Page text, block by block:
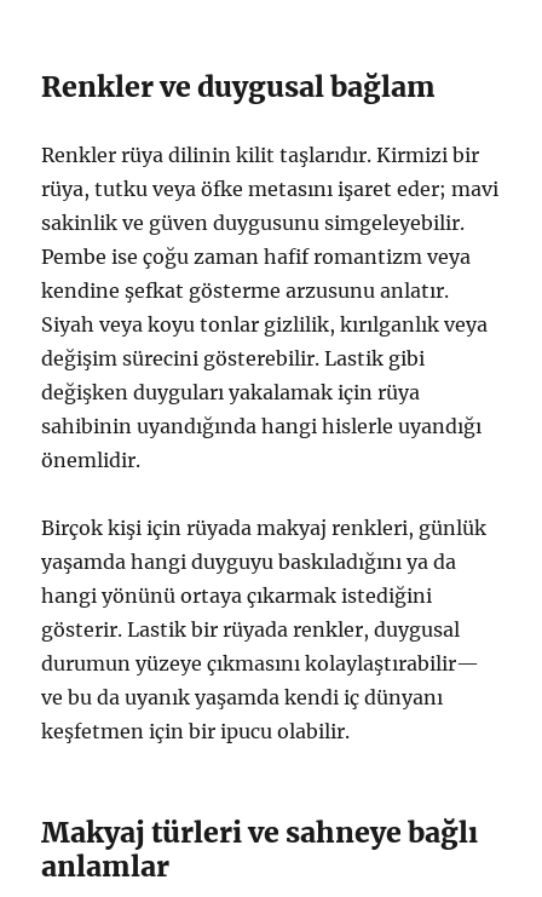
Renkler ve duygusal bağlam
Renkler rüya dilinin kilit taşlarıdır. Kirmizi bir
rüya, tutku veya öfke metasını işaret eder; mavi
sakinlik ve güven duygusunu simgeleyebilir.
Pembe ise çoğu zaman hafif romantizm veya
kendine şefkat gösterme arzusunu anlatır.
Siyah veya koyu tonlar gizlilik, kırılganlık veya
değişim sürecini gösterebilir. Lastik gibi
değişken duyguları yakalamak için rüya
sahibinin uyandığında hangi hislerle uyandığı
önemlidir.
Birçok kişi için rüyada makyaj renkleri, günlük
yaşamda hangi duyguyu baskıladığını ya da
hangi yönünü ortaya çıkarmak istediğini
gösterir. Lastik bir rüyada renkler, duygusal
durumun yüzeye çıkmasını kolaylaştırabilir—
ve bu da uyanık yaşamda kendi iç dünyanı
keşfetmen için bir ipucu olabilir.
Makyaj türleri ve sahneye bağlı
anlamlar